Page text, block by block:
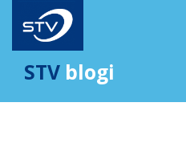
STV blogi